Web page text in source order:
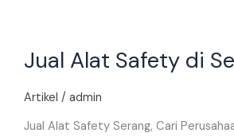
Jual Alat Safety di
Artikel / admin
Jual Alat Safety Serang, Cari
Alat
di